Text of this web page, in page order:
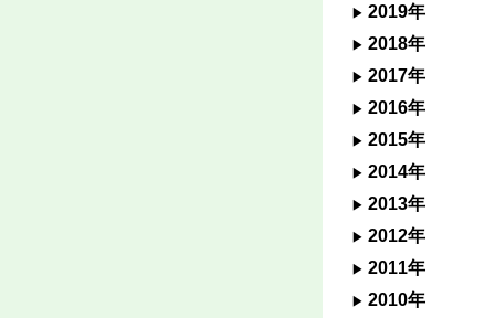
2019年
2018年
2017年
2016年
2015年
2014年
2013年
2012年
2011年
2010年